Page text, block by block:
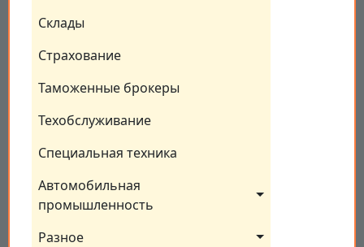
Склады
Страхование
Таможенные брокеры
Техобслуживание
Специальная техника
Автомобильная
промышленность
Разное